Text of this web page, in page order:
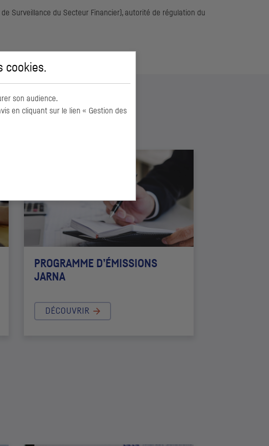
de Surveillance du Secteur Financier), autorité de régulation du
PROGRAMME D’ÉMISSIONS
JARNA
DÉCOUVRIR
cookies.
son audience.
en cliquant sur le lien « Gestion des